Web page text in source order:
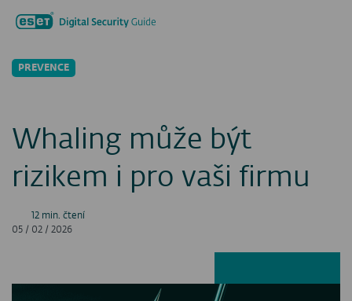
PREVENCE
Whaling může být
rizikem i pro vaši firmu
12 min. čtení
05 / 02 / 2026